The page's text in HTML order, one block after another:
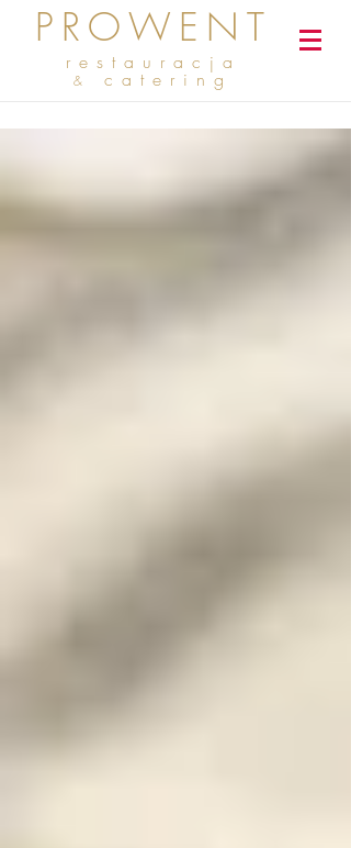
PROWENT
restauracja
& catering